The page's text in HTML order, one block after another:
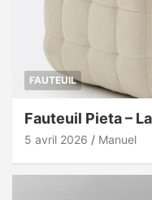
FAUTEUIL
Fauteuil Pieta –
5 avril 2026 Manuel